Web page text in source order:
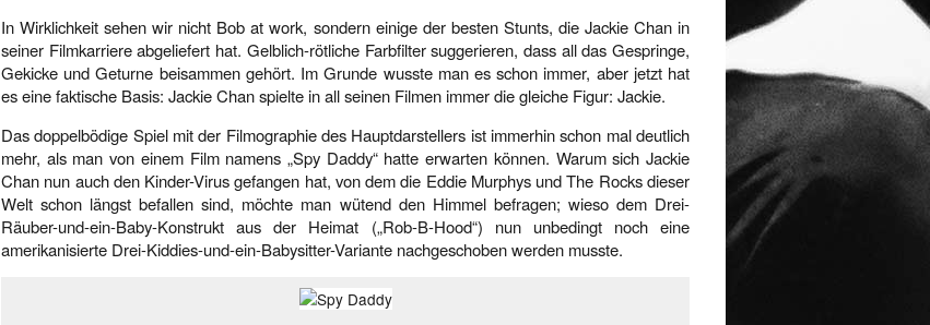
In Wirklichkeit sehen wir nicht Bob at work, sondern einige der besten Stunts, die Jackie Chan in
seiner Filmkarriere abgeliefert hat. Gelblich-rötliche Farbfilter suggerieren, dass all das Gespringe,
Gekicke und Geturne beisammen gehört. Im Grunde wusste man es schon immer, aber jetzt hat
es eine faktische Basis: Jackie Chan spielte in all seinen Filmen immer die gleiche Figur: Jackie.
Das doppelbödige Spiel mit der Filmographie des Hauptdarstellers ist immerhin schon mal deutlich
mehr, als man von einem Film namens „Spy Daddy“ hatte erwarten können. Warum sich Jackie
Chan nun auch den Kinder-Virus gefangen hat, von dem die Eddie Murphys und The Rocks dieser
Welt schon längst befallen sind, möchte man wütend den Himmel befragen; wieso dem Drei-
Räuber-und-ein-Baby-Konstrukt aus der Heimat („Rob-B-Hood“) nun unbedingt noch eine
amerikanisierte Drei-Kiddies-und-ein-Babysitter-Variante nachgeschoben werden musste.